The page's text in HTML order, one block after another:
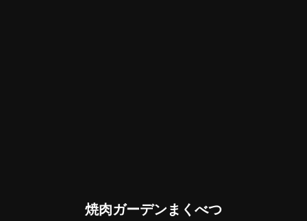
焼肉ガーデンまくべつ